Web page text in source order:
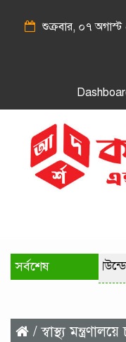
শুক্রবার, ০৭
সর্বশেষ
সার্কুলার শক্তি
/ স্বাস্থ্য